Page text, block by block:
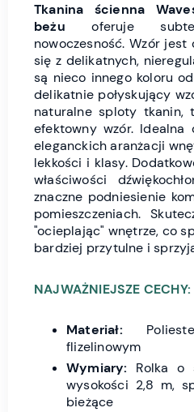
Tkanina ścienna
beżuoferuje
nowoczesność. Wzór jest
się z delikatnych,
są nieco innego koloru
delikatnie połyskujący
naturalne sploty tkanin,
efektowny wzór. Idealna
eleganckich aranżacji
lekkości i klasy.
właściwości
znaczne podniesienie
pomieszczeniach.
"ocieplając" wnętrze, co
bardziej przytulne i
NAJWAŻNIEJSZE CECHY:
Materiał:
flizelinowym
Wymiary: Rolka o
wysokości 2,8 m,
bieżące